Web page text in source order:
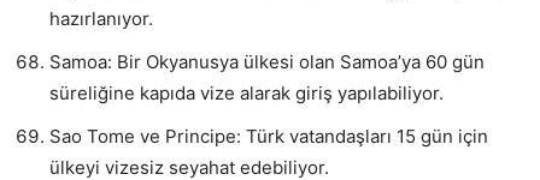
hazırlanıyor.
Samoa: Bir Okyanusya ülkesi olan Samoa’ya 60 gün
süreliğine kapıda vize alarak giriş yapılabiliyor.
Sao Tome ve Principe: Türk vatandaşları 15 gün için
ülkeyi vizesiz seyahat edebiliyor.